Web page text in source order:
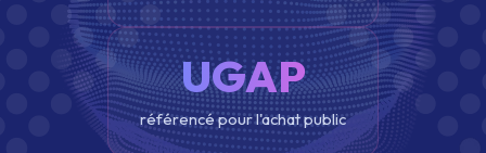
UGAP
référencé pour l'achat public